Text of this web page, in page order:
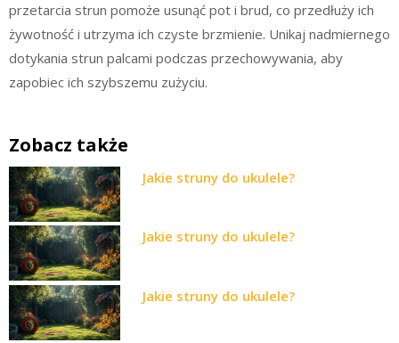
przetarcia strun pomoże usunąć pot i brud, co przedłuży ich
żywotność i utrzyma ich czyste brzmienie. Unikaj nadmiernego
dotykania strun palcami podczas przechowywania, aby
zapobiec ich szybszemu zużyciu.
Zobacz także
Jakie struny do ukulele?
Jakie struny do ukulele?
Jakie struny do ukulele?